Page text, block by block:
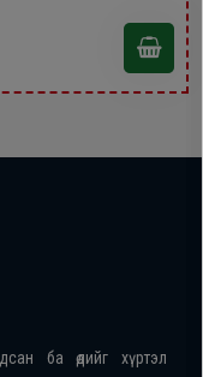
ба өдийг хүртэл